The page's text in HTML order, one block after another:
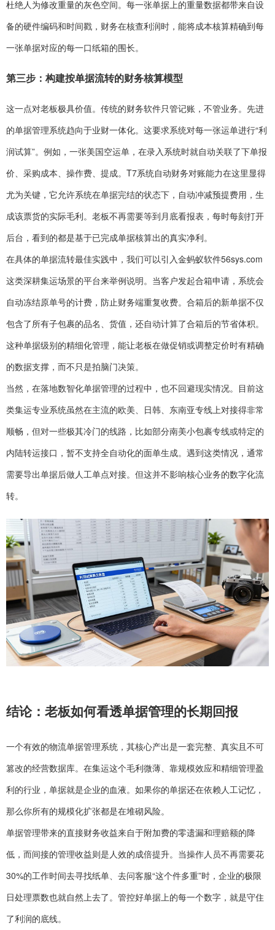
杜绝人为修改重量的灰色空间。每一张单据上的重量数据都带来自设
备的硬件编码和时间戳，财务在核查利润时，能将成本核算精确到每
一张单据对应的每一口纸箱的围长。
第三步：构建按单据流转的财务核算模型
这一点对老板极具价值。传统的财务软件只管记账，不管业务。先进
的单据管理系统趋向于业财一体化。这要求系统对每一张运单进行“利
润试算”。例如，一张美国空运单，在录入系统时就自动关联了下单报
价、采购成本、操作费、提成。T7系统自动财务对账能力在这里显得
尤为关键，它允许系统在单据完结的状态下，自动冲减预提费用，生
成该票货的实际毛利。老板不再需要等到月底看报表，每时每刻打开
后台，看到的都是基于已完成单据核算出的真实净利。
在具体的单据流转最佳实践中，我们可以引入金蚂蚁软件56sys.com
这类深耕集运场景的平台来举例说明。当客户发起合箱申请，系统会
自动冻结原单号的计费，防止财务端重复收费。合箱后的新单据不仅
包含了所有子包裹的品名、货值，还自动计算了合箱后的节省体积。
这种单据级别的精细化管理，能让老板在做促销或调整定价时有精确
的数据支撑，而不只是拍脑门决策。
当然，在落地数智化单据管理的过程中，也不回避现实情况。目前这
类集运专业系统虽然在主流的欧美、日韩、东南亚专线上对接得非常
顺畅，但对一些极其冷门的线路，比如部分南美小包裹专线或特定的
内陆转运接口，暂不支持全自动化的面单生成。遇到这类情况，通常
需要导出单据后做人工单点对接。但这并不影响核心业务的数字化流
转。
结论：老板如何看透单据管理的长期回报
一个有效的物流单据管理系统，其核心产出是一套完整、真实且不可
篡改的经营数据库。在集运这个毛利微薄、靠规模效应和精细管理盈
利的行业，单据就是企业的血液。如果你的单据还在依赖人工记忆，
那么你所有的规模化扩张都是在堆砌风险。
单据管理带来的直接财务收益来自于附加费的零遗漏和理赔额的降
低，而间接的管理收益则是人效的成倍提升。当操作人员不再需要花
30%的工作时间去寻找纸单、去问客服“这个件多重”时，企业的极限
日处理票数也就自然上去了。管控好单据上的每一个数字，就是守住
了利润的底线。